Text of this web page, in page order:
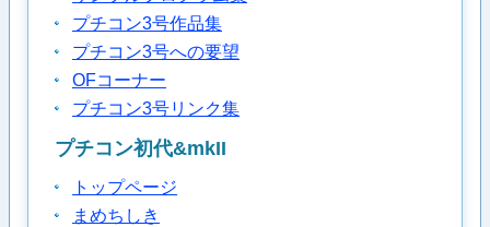
プチコン3号作品集
プチコン3号への要望
OFコーナー
プチコン3号リンク集
プチコン初代&mkII
トップページ
まめちしき